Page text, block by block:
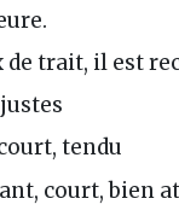
de trait, il est
tendu
court, bien